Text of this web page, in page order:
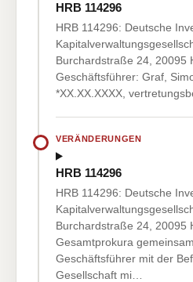
HRB 114296
HRB 114296: Deutsche
Burchardstraße 24, 20095
Geschäftsführer: Graf,
*XX.XX.XXXX,
VERÄNDERUNGEN
HRB 114296
HRB 114296: Deutsche
Burchardstraße 24, 20095
Gesamtprokura
Geschäftsführer mit der
Gesellschaft mi…